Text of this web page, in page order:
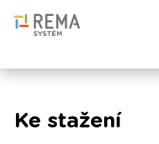
Ke stažení